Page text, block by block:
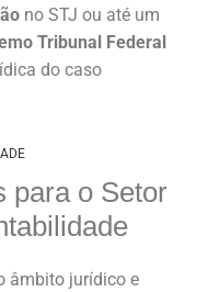
no STJ ou até um
Tribunal Federal
do caso
para o Setor
âmbito jurídico e